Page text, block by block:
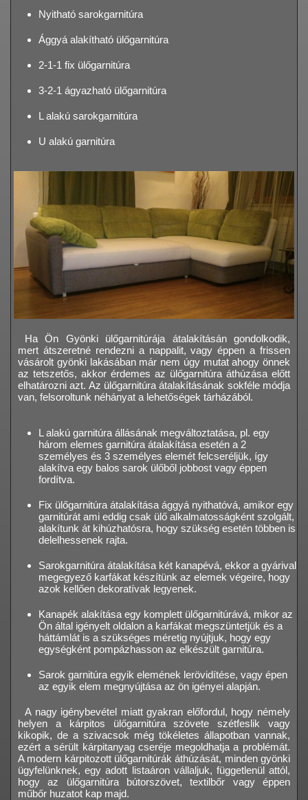
Nyitható sarokgarnitúra
Ággyá alakítható ülőgarnitúra
2-1-1 fix ülőgarnitúra
3-2-1 ágyazható ülőgarnitúra
L alakú sarokgarnitúra
U alakú garnitúra
Ha Ön Gyönki ülőgarnitúrája átalakításán gondolkodik,
mert átszeretné rendezni a nappalit, vagy éppen a frissen
vásárolt gyönki lakásában már nem úgy mutat ahogy önnek
az tetszetős, akkor érdemes az ülőgarnitúra áthúzása előtt
elhatározni azt. Az ülőgarnitúra átalakításának sokféle módja
van, felsoroltunk néhányat a lehetőségek tárházából.
L alakú garnitúra állásának megváltoztatása, pl. egy
három elemes garnitúra átalakítása esetén a 2
személyes és 3 személyes elemét felcseréljük, így
alakítva egy balos sarok ülőből jobbost vagy éppen
fordítva.
Fix ülőgarnitúra átalakítása ággyá nyithatóvá, amikor egy
garnitúrát ami eddig csak ülő alkalmatosságként szolgált,
alakítunk át kihúzhatósra, hogy szükség esetén többen is
delelhessenek rajta.
Sarokgarnitúra átalakítása két kanapévá, ekkor a gyárival
megegyező karfákat készítünk az elemek végeire, hogy
azok kellően dekoratívak legyenek.
Kanapék alakítása egy komplett ülőgarnitúrává, mikor az
Ön által igényelt oldalon a karfákat megszüntetjük és a
háttámlát is a szükséges méretig nyújtjuk, hogy egy
egységként pompázhasson az elkészült garnitúra.
Sarok garnitúra egyik elemének lerövidítése, vagy épen
az egyik elem megnyújtása az ön igényei alapján.
A nagy igénybevétel miatt gyakran előfordul, hogy némely
helyen a kárpitos ülőgarnitúra szövete szétfeslik vagy
kikopik, de a szivacsok még tökéletes állapotban vannak,
ezért a sérült kárpitanyag cseréje megoldhatja a problémát.
A modern kárpitozott ülőgarnitúrák áthúzását, minden gyönki
ügyfelünknek, egy adott listaáron vállaljuk, függetlenül attól,
hogy az ülőgarnitúra bútorszövet, textilbőr vagy éppen
műbőr huzatot kap majd.